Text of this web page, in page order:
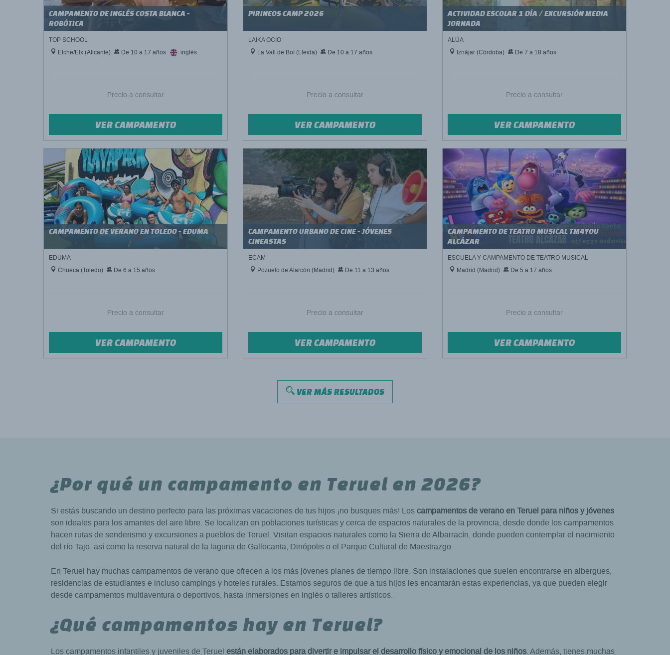
CAMPAMENTO DE INGLÉS COSTA BLANCA -
ROBÓTICA
TOP SCHOOL
Elche/Elx (Alicante)
De 10 a 17 años inglés
Precio a consultar
VER CAMPAMENTO
PIRINEOS CAMP 2026
LAIKA OCIO
La Vall de Boí (Lleida)
De 10 a 17 años
Precio a consultar
VER CAMPAMENTO
ACTIVIDAD ESCOLAR 1 DÍA / EXCURSIÓN MEDIA
JORNADA
ALÚA
Iznájar (Córdoba)
De 7 a 18 años
Precio a consultar
VER CAMPAMENTO
CAMPAMENTO DE VERANO EN TOLEDO - EDUMA
EDUMA
Chueca (Toledo)
De 6 a 15 años
Precio a consultar
VER CAMPAMENTO
CAMPAMENTO URBANO DE CINE - JÓVENES
CINEASTAS
ECAM
Pozuelo de Alarcón (Madrid)
De 11 a 13 años
Precio a consultar
VER CAMPAMENTO
CAMPAMENTO DE TEATRO MUSICAL TM4YOU
ALCÁZAR
ESCUELA Y CAMPAMENTO DE TEATRO MUSICAL
Madrid (Madrid)
De 5 a 17 años
Precio a consultar
VER CAMPAMENTO
VER MÁS RESULTADOS
¿Por qué un campamento en Teruel en 2026?
Si estás buscando un destino perfecto para las próximas vacaciones de tus hijos ¡no busques más! Loscampamentos de verano en Teruel para niños y jóvenes
son ideales para los amantes del aire libre. Se localizan en poblaciones turísticas y cerca de espacios naturales de la provincia, desde donde los campamentos
hacen rutas de senderismo y excursiones a pueblos de Teruel. Visitan espacios naturales como la Sierra de Albarracín, donde pueden contemplar el nacimiento
del río Tajo, así como la reserva natural de la laguna de Gallocanta, Dinópolis o el Parque Cultural de Maestrazgo.
En Teruel hay muchas campamentos de verano que ofrecen a los más jóvenes planes de tiempo libre. Son instalaciones que suelen encontrarse en albergues,
residencias de estudiantes e incluso campings y hoteles rurales. Estamos seguros de que a tus hijos les encantarán estas experiencias, ya que pueden elegir
desde campamentos multiaventura o deportivos, hasta inmersiones en inglés o talleres artísticos.
¿Qué campamentos hay en Teruel?
Los campamentos infantiles y juveniles de Teruel están elaborados para divertir e impulsar el desarrollo físico y emocional de los niños. Además, tienes muchas